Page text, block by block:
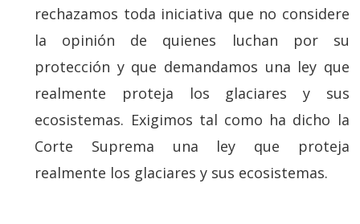
rechazamos toda iniciativa que no considere
la opinión de quienes luchan por su
protección y que demandamos una ley que
realmente proteja los glaciares y sus
ecosistemas. Exigimos tal como ha dicho la
Corte Suprema una ley que proteja
realmente los glaciares y sus ecosistemas.